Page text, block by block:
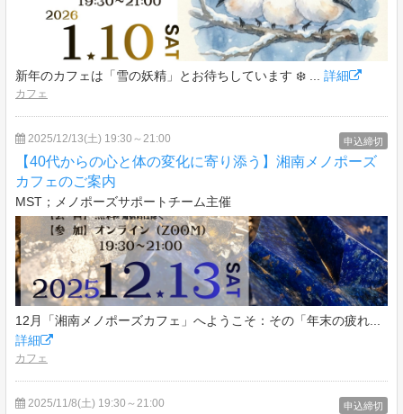
新年のカフェは「雪の妖精」とお待ちしています ❄️ ... 詳細
カフェ
申込締切
2025/12/13(土) 19:30～21:00
【40代からの心と体の変化に寄り添う】湘南メノポーズ
カフェのご案内
MST；メノポーズサポートチーム主催
12月「湘南メノポーズカフェ」へようこそ：その「年末の疲れ...
詳細
カフェ
申込締切
2025/11/8(土) 19:30～21:00